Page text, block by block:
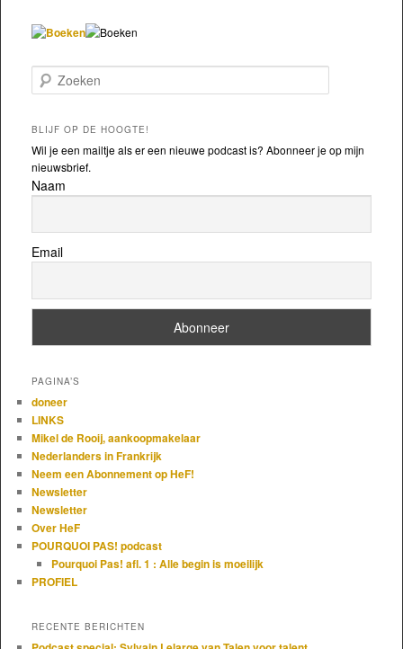
Zoeken
BLIJF OP DE HOOGTE!
Wil je een mailtje als er een nieuwe podcast is? Abonneer je op mijn
nieuwsbrief.
Naam
Email
PAGINA’S
doneer
LINKS
Mikel de Rooij, aankoopmakelaar
Nederlanders in Frankrijk
Neem een Abonnement op HeF!
Newsletter
Newsletter
Over HeF
POURQUOI PAS! podcast
Pourquoi Pas! afl. 1 : Alle begin is moeilijk
PROFIEL
RECENTE BERICHTEN